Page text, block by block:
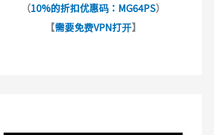
（10%的折扣优惠码：MG64PS）
【需要免费VPN打开】